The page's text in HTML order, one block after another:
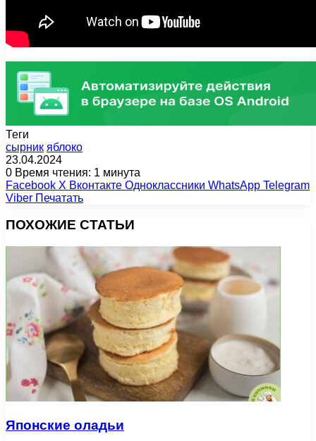
Теги
сырник яблоко
23.04.2024
0 Время чтения: 1 минута
Facebook X Вконтакте Одноклассники WhatsApp Telegram
Viber Печатать
ПОХОЖИЕ СТАТЬИ
Японские оладьи